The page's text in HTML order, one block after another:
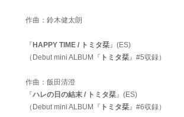
作曲：鈴木健太朗
『HAPPY TIME / トミタ栞 』(ES)
（Debut mini ALBUM『 トミタ栞 』#5収録）
作曲：飯田清澄
『ハレの日の結末 / トミタ栞 』(ES)
（Debut mini ALBUM『 トミタ栞 』#6収録）